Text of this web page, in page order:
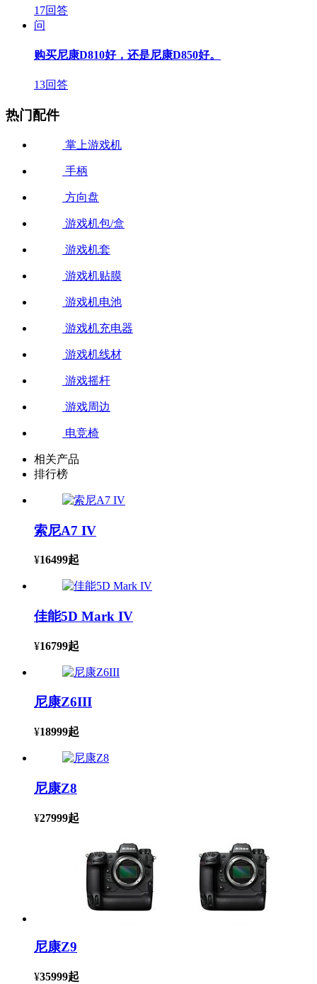
17回答
问
购买尼康D810好，还是尼康D850好。
13回答
热门配件
掌上游戏机
手柄
方向盘
游戏机包/盒
游戏机套
游戏机贴膜
游戏机电池
游戏机充电器
游戏机线材
游戏摇杆
游戏周边
电竞椅
相关产品
排行榜
索尼A7 IV
¥16499起
佳能5D Mark IV
¥16799起
尼康Z6III
¥18999起
尼康Z8
¥27999起
尼康Z9
¥35999起